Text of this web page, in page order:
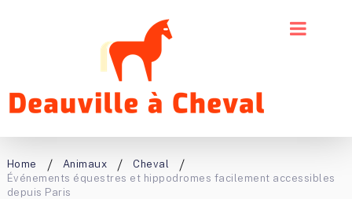
Home Animaux
Cheval
Événements équestres et hippodromes facilement accessibles
depuis Paris